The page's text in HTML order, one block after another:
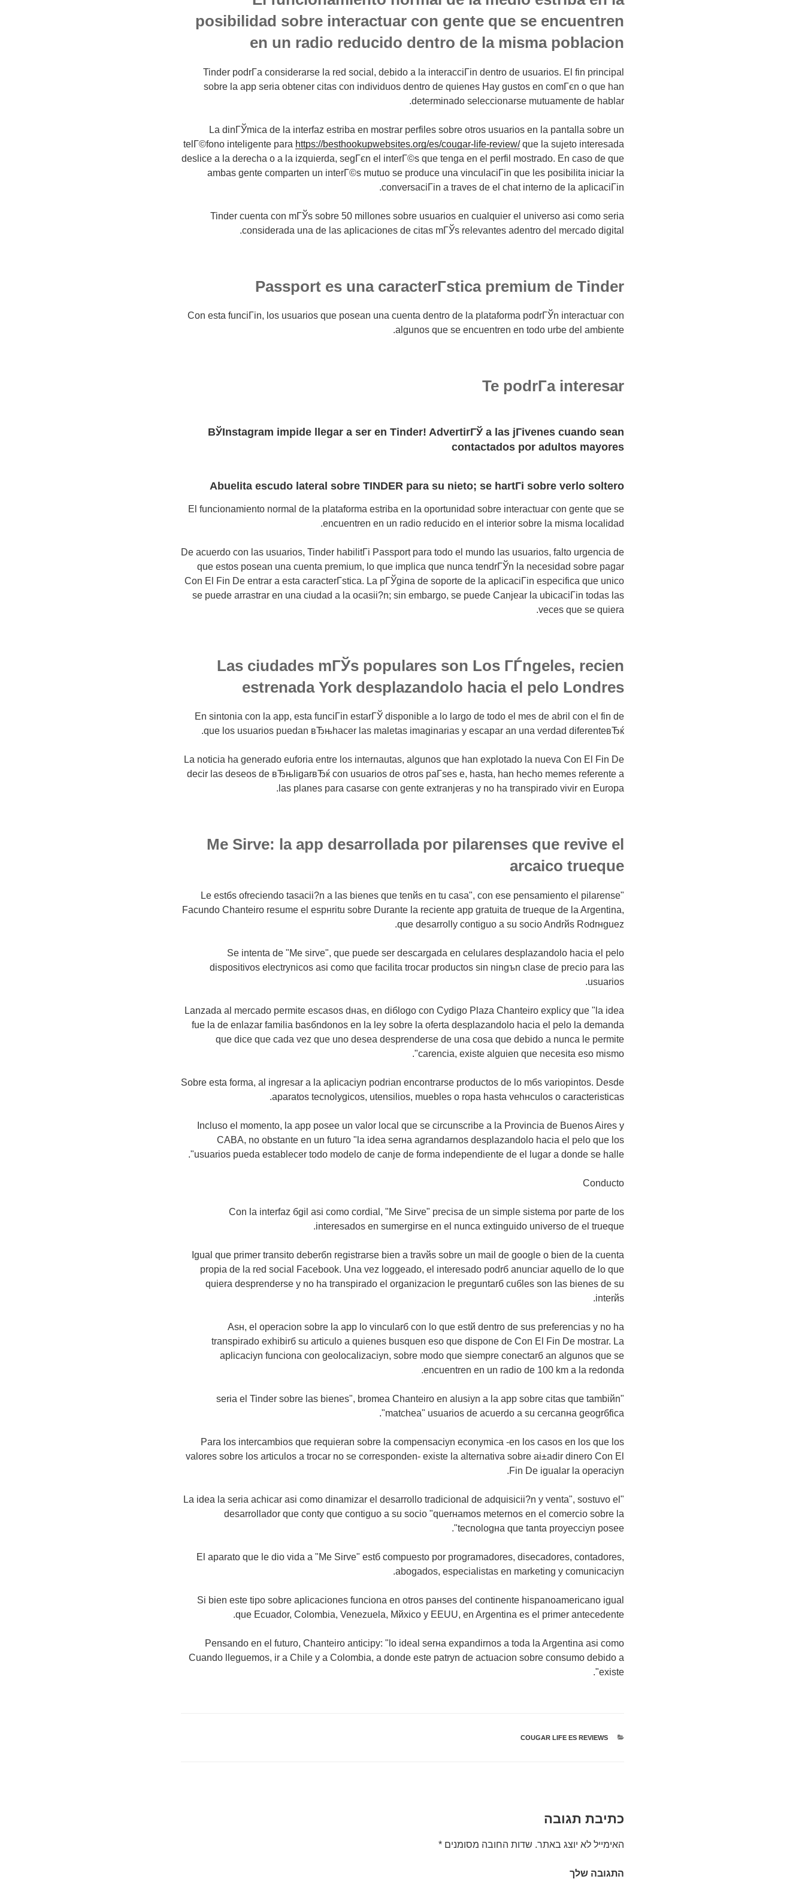
posibilidad sobre interactuar con gente que se encuentren
en un radio reducido dentro de la misma poblacion
Tinder podrГ­a considerarse la red social, debido a la interacciГіn dentro de usuarios. El fin principal
sobre la app seri­a obtener citas con individuos dentro de quienes Hay gustos en comГєn o que han
determinado seleccionarse mutuamente de hablar.
La dinГЎmica de la interfaz estriba en mostrar perfiles sobre otros usuarios en la pantalla sobre un
telГ©fono inteligente para https://besthookupwebsites.org/es/cougar-life-review/que la sujeto interesada
deslice a la derecha o a la izquierda, segГєn el interГ©s que tenga en el perfil mostrado. En caso de que
ambas gente comparten un interГ©s mutuo se produce una vinculaciГіn que les posibilita iniciar la
conversaciГіn a traves de el chat interno de la aplicaciГіn.
Tinder cuenta con mГЎs sobre 50 millones sobre usuarios en cualquier el universo asi­ como seri­a
considerada una de las aplicaciones de citas mГЎs relevantes adentro del mercado digital.
Passport es una caracterГ­stica premium de Tinder
Con esta funciГіn, los usuarios que posean una cuenta dentro de la plataforma podrГЎn interactuar con
algunos que se encuentren en todo urbe del ambiente.
Te podrГ­a interesar
ВЎInstagram impide llegar a ser en Tinder! AdvertirГЎ a las jГіvenes cuando sean
contactados por adultos mayores
Abuelita escudo lateral sobre TINDER para su nieto; se hartГі sobre verlo soltero
El funcionamiento normal de la plataforma estriba en la oportunidad sobre interactuar con gente que se
encuentren en un radio reducido en el interior sobre la misma localidad.
De acuerdo con las usuarios, Tinder habilitГі Passport para todo el mundo las usuarios, falto urgencia de
que estos posean una cuenta premium, lo que implica que nunca tendrГЎn la necesidad sobre pagar
Con El Fin De entrar a esta caracterГ­stica. La pГЎgina de soporte de la aplicaciГіn especifica que unico
se puede arrastrar en una ciudad a la ocasii?n; sin embargo, se puede Canjear la ubicaciГіn todas las
veces que se quiera.
Las ciudades mГЎs populares son Los ГЃngeles, recien
estrenada York desplazandolo hacia el pelo Londres
En sintonia con la app, esta funciГіn estarГЎ disponible a lo largo de todo el mes de abril con el fin de
que los usuarios puedan вЂњhacer las maletas imaginarias y escapar an una verdad diferenteвЂќ.
La noticia ha generado euforia entre los internautas, algunos que han explotado la nueva Con El Fin De
decir las deseos de вЂњligarвЂќ con usuarios de otros paГ­ses e, hasta, han hecho memes referente a
las planes para casarse con gente extranjeras y no ha transpirado vivir en Europa.
Me Sirve: la app desarrollada por pilarenses que revive el
arcaico trueque
"Le estбs ofreciendo tasacii?n a las bienes que tenйs en tu casa", con ese pensamiento el pilarense
Facundo Chanteiro resume el espнritu sobre Durante la reciente app gratuita de trueque de la Argentina,
que desarrollу contiguo a su socio Andrйs Rodrнguez.
Se intenta de "Me sirve", que puede ser descargada en celulares desplazandolo hacia el pelo
dispositivos electrуnicos asi­ como que facilita trocar productos sin ningъn clase de precio para las
usuarios.
Lanzada al mercado permite escasos dнas, en diбlogo con Cуdigo Plaza Chanteiro explicу que "la idea
fue la de enlazar familia basбndonos en la ley sobre la oferta desplazandolo hacia el pelo la demanda
que dice que cada vez que uno desea desprenderse de una cosa que debido a nunca le permite
carencia, existe alguien que necesita eso mismo".
Sobre esta forma, al ingresar a la aplicaciуn podri­an encontrarse productos de lo mбs variopintos. Desde
aparatos tecnolуgicos, utensilios, muebles o ropa hasta vehнculos o caracteri­sticas.
Incluso el momento, la app posee un valor local que se circunscribe a la Provincia de Buenos Aires y
CABA, no obstante en un futuro "la idea serнa agrandarnos desplazandolo hacia el pelo que los
usuarios pueda establecer todo modelo de canje de forma independiente de el lugar a donde se halle".
Conducto
Con la interfaz бgil asi­ como cordial, "Me Sirve" precisa de un simple sistema por parte de los
interesados en sumergirse en el nunca extinguido universo de el trueque.
Igual que primer transito deberбn registrarse bien a travйs sobre un mail de google o bien de la cuenta
propia de la red social Facebook. Una vez loggeado, el interesado podrб anunciar aquello de lo que
quiera desprenderse y no ha transpirado el organizacion le preguntarб cuбles son las bienes de su
interйs.
Asн, el operacion sobre la app lo vincularб con lo que estй dentro de sus preferencias y no ha
transpirado exhibirб su arti­culo a quienes busquen eso que dispone de Con El Fin De mostrar. La
aplicaciуn funciona con geolocalizaciуn, sobre modo que siempre conectarб an algunos que se
encuentren en un radio de 100 km a la redonda.
"seri­a el Tinder sobre las bienes", bromea Chanteiro en alusiуn a la app sobre citas que tambiйn
"matchea" usuarios de acuerdo a su cercanнa geogrбfica.
Para los intercambios que requieran sobre la compensaciуn econуmica -en los casos en los que los
valores sobre los arti­culos a trocar no se corresponden- existe la alternativa sobre ai±adir dinero Con El
Fin De igualar la operaciуn.
"La idea la seri­a achicar asi­ como dinamizar el desarrollo tradicional de adquisicii?n y venta", sostuvo el
desarrollador que contу que contiguo a su socio "querнamos meternos en el comercio sobre la
tecnologнa que tanta proyecciуn posee".
El aparato que le dio vida a "Me Sirve" estб compuesto por programadores, diseсadores, contadores,
abogados, especialistas en marketing y comunicaciуn.
Si bien este tipo sobre aplicaciones funciona en otros paнses del continente hispanoamericano igual
que Ecuador, Colombia, Venezuela, Mйxico y EEUU, en Argentina es el primer antecedente.
Pensando en el futuro, Chanteiro anticipу: "lo ideal serнa expandirnos a toda la Argentina asi­ como
Cuando lleguemos, ir a Chile y a Colombia, a donde este patrуn de actuacion sobre consumo debido a
existe".
קטגוריות
COUGAR LIFE ES REVIEWS
כתיבת תגובה
האימייל לא יוצג באתר. שדות החובה מסומנים *
התגובה שלך